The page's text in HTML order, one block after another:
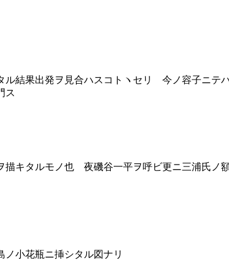
結果出発ヲ見合ハスコトヽセリ 今ノ容子ニテ
ス
タルモノ也 夜磯谷一平ヲ呼ビ更ニ三浦氏ノ
小花瓶ニ挿シタル図ナリ